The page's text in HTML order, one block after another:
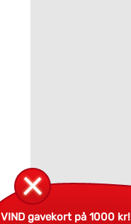
VIND gavekort på 1000 kr!